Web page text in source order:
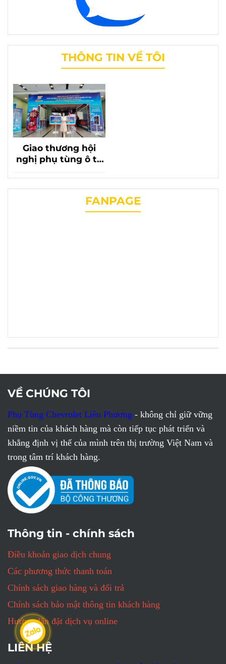
THÔNG TIN VỀ TÔI
Giao thương hội
nghị phụ tùng ô tô
mặt của phụ tùng
chevrolet liên
FANPAGE
VỀ CHÚNG TÔI
Phụ Tùng Chevrolet Liên Phương - không chỉ giữ vững
niềm tin của khách hàng mà còn tiếp tục phát triển và
khẳng định vị thế của mình trên thị trường Việt Nam và
trong tâm trí khách hàng.
Thông tin - chính sách
Điều khoản giao dịch chung
Các phương thức thanh toán
Chính sách giao hàng và đổi trả
Chính sách bảo mật thông tin khách hàng
Hướng dẫn đặt dịch vụ online
LIÊN HỆ